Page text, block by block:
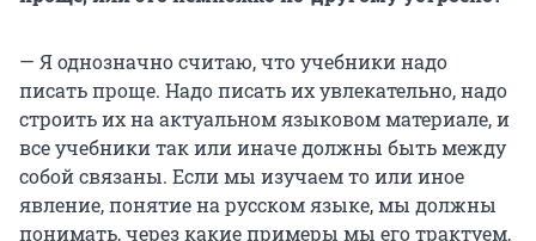
— Я однозначно считаю, что учебники надо
писать проще. Надо писать их увлекательно, надо
строить их на актуальном языковом материале, и
все учебники так или иначе должны быть между
собой связаны. Если мы изучаем то или иное
явление, понятие на русском языке, мы должны
понимать, через какие примеры мы его трактуем,